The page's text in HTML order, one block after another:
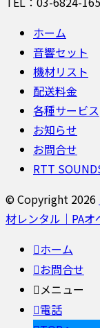
ホーム
音響セット
機材リスト
配送料金
各種サービス
お知らせ
お問合せ
RTT
© Copyright 2026
材レンタル｜PA
ホーム
お問合せ
メニュー
電話